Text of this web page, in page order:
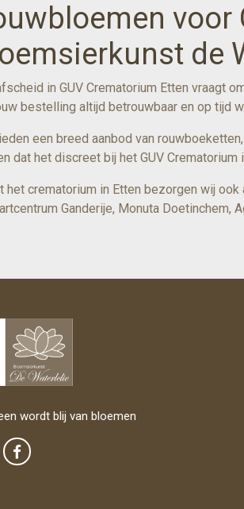
voor
de
in GUV Crematorium Etten vraagt
bestelling altijd betrouwbaar en op tijd
een breed aanbod van
dat het discreet bij het GUV Crematorium
het crematorium in Etten bezorgen wij
Ganderije, Monuta Doetinchem,
wordt blij van bloemen